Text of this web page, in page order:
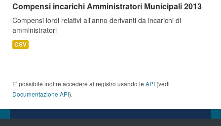
Compensi incarichi Amministratori Municipali 2013
Compensi lordi relativi all'anno derivanti da incarichi di
amministratori
CSV
E' possibile inoltre accedere al registro usando le API (vedi
Documentazione API).